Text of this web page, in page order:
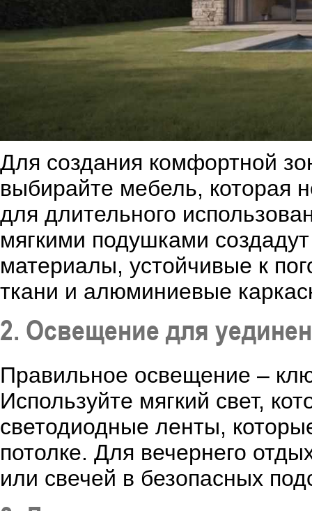
Для создания комфортной
выбирайте мебель, которая
для длительного
мягкими подушками
материалы, устойчивые к
ткани и алюминиевые
2. Освещение для
Правильное освещение –
Используйте мягкий свет,
светодиодные ленты,
потолке. Для вечернего
или свечей в безопасных